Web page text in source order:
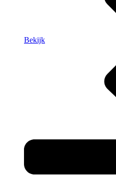
Bekijk